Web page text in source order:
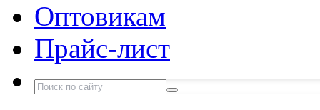
Оптовикам
Прайс-лист